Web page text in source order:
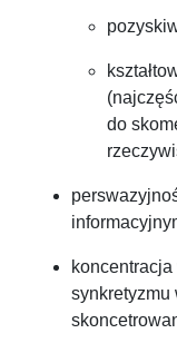
do
koncentracja
synkretyzmu